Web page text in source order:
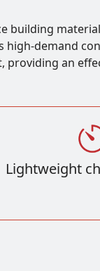
building
high-demand
providing an
Lightweight